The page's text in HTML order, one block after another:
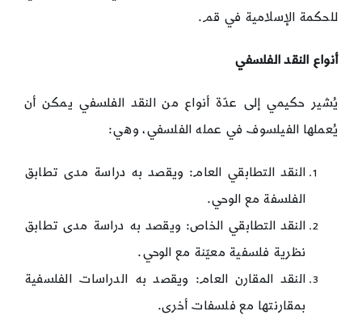
للحكمة الإسلامية في قم.
أنواع النقد الفلسفي
يُشير حكيمي إلى عدّة أنواع من النقد الفلسفي يمكن أن
يُعملها الفيلسوف في عمله الفلسفي، وهي:
النقد التطابقي العام: ويقصد به دراسة مدى تطابق
الفلسفة مع الوحي.
النقد التطابقي الخاص: ويقصد به دراسة مدى تطابق
نظرية فلسفية معيّنة مع الوحي.
النقد المقارن العام: ويقصد به الدراسات الفلسفية
بمقارنتها مع فلسفات أخرى.